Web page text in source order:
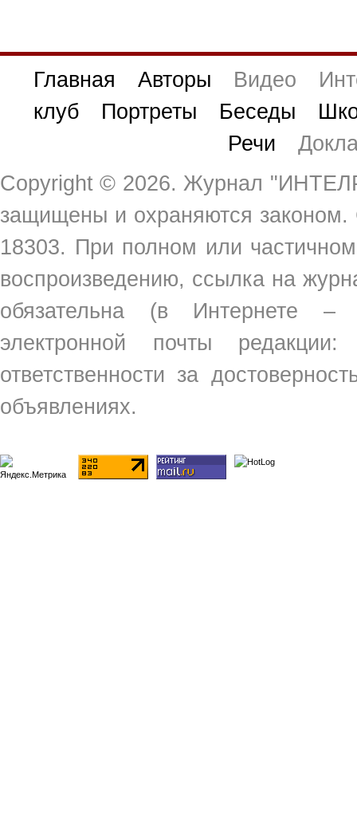
Главная Авторы Видео
клуб
Портреты Беседы
Речи
Copyright © 2026. Журнал
защищены и охраняются
18303. При полном или
воспроизведению, ссылка на
обязательна (в Интернете
электронной почты
ответственности за
объявлениях.